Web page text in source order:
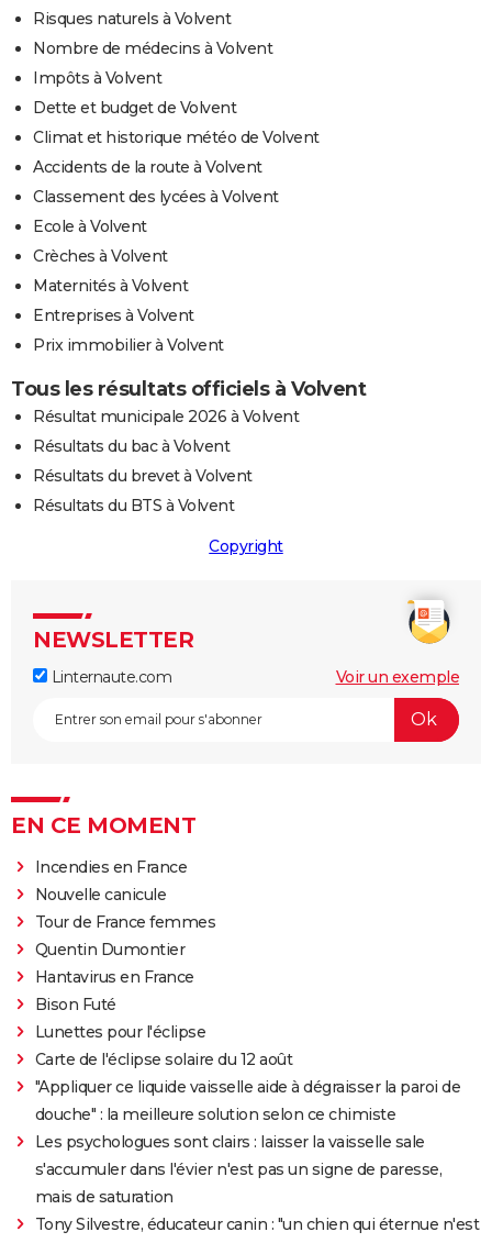
Risques naturels à Volvent
Nombre de médecins à Volvent
Impôts à Volvent
Dette et budget de Volvent
Climat et historique météo de Volvent
Accidents de la route à Volvent
Classement des lycées à Volvent
Ecole à Volvent
Crèches à Volvent
Maternités à Volvent
Entreprises à Volvent
Prix immobilier à Volvent
Tous les résultats officiels à Volvent
Résultat municipale 2026 à Volvent
Résultats du bac à Volvent
Résultats du brevet à Volvent
Résultats du BTS à Volvent
Copyright
NEWSLETTER
Linternaute.com Voir un exemple
EN CE MOMENT
Incendies en France
Nouvelle canicule
Tour de France femmes
Quentin Dumontier
Hantavirus en France
Bison Futé
Lunettes pour l'éclipse
Carte de l'éclipse solaire du 12 août
"Appliquer ce liquide vaisselle aide à dégraisser la paroi de
douche" : la meilleure solution selon ce chimiste
Les psychologues sont clairs : laisser la vaisselle sale
s'accumuler dans l'évier n'est pas un signe de paresse,
mais de saturation
Tony Silvestre, éducateur canin : "un chien qui éternue n'est